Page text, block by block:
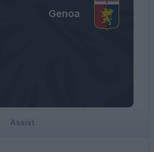
Genoa
Assist